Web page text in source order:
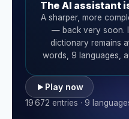
The AI assistant
A sharper, more
— back very soon.
dictionary remains
words, 9 languages,
Play now
19 672 entries · 9